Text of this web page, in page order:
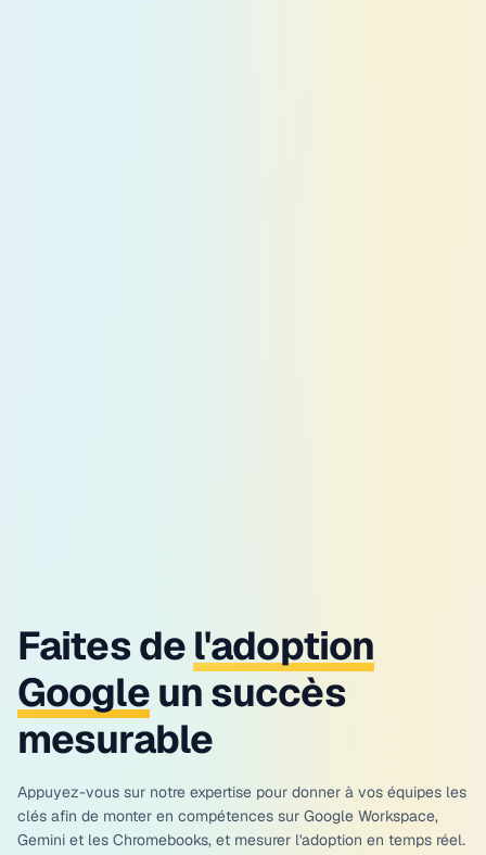
Faites del'adoption
Googleun succès
mesurable
Appuyez-vous sur notre expertise pour donner à vos équipes les
clés afin de monter en compétences sur Google Workspace,
Gemini et les Chromebooks, et mesurer l'adoption en temps réel.